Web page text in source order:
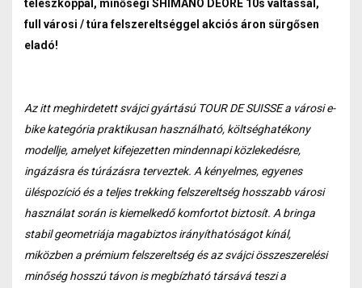
teleszkóppal, minőségi SHIMANO DEORE 10s váltással,
full városi / túra felszereltséggel akciós áron sürgősen
eladó!
Az itt meghirdetett svájci gyártású TOUR DE SUISSE a városi e-
bike kategória praktikusan használható, költséghatékony
modellje, amelyet kifejezetten mindennapi közlekedésre,
ingázásra és túrázásra terveztek. A kényelmes, egyenes
üléspozíció és a teljes trekking felszereltség hosszabb városi
használat során is kiemelkedő komfortot biztosít. A bringa
stabil geometriája magabiztos irányíthatóságot kínál,
miközben a prémium felszereltség és az svájci összeszerelési
minőség hosszú távon is megbízható társává teszi a